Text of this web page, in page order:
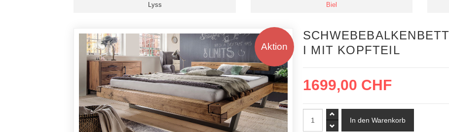
Lyss Biel
Aktion
SCHWEBEBALKENBETT
I MIT KOPFTEIL
1699,00 CHF